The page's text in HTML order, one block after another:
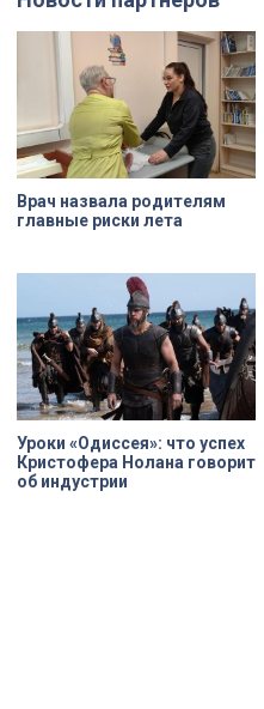
Врач назвала родителям
главные риски лета
Уроки «Одиссея»: что успех
Кристофера Нолана говорит
об индустрии